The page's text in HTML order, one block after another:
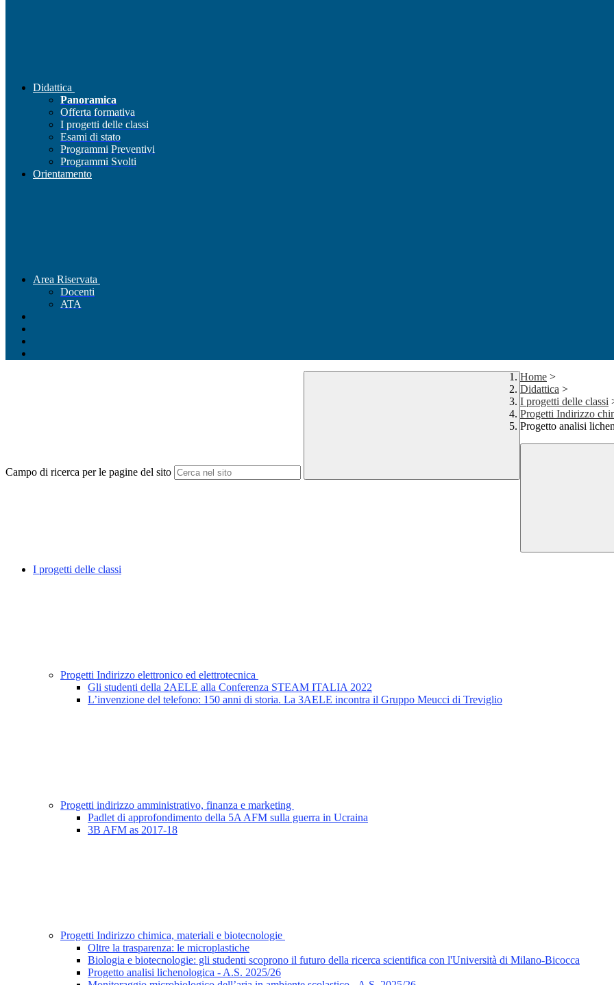
Didattica
Panoramica
Offerta formativa
I progetti delle classi
Esami di stato
Programmi Preventivi
Programmi Svolti
Orientamento
Area Riservata
Docenti
ATA
Campo di ricerca per le pagine del sito
Home >
Didattica >
I progetti delle classi
Progetti Indirizzo
Progetto analisi
I progetti delle classi
Progetti Indirizzo elettronico ed elettrotecnica
Gli studenti della 2AELE alla Conferenza STEAM ITALIA 2022
L’invenzione del telefono: 150 anni di storia. La 3AELE incontra il Gruppo Meucci di Treviglio
Progetti indirizzo amministrativo, finanza e marketing
Padlet di approfondimento della 5A AFM sulla guerra in Ucraina
3B AFM as 2017-18
Progetti Indirizzo chimica, materiali e biotecnologie
Oltre la trasparenza: le microplastiche
Biologia e biotecnologie: gli studenti scoprono il futuro della ricerca scientifica con l'Università di Milano-Bicocca
Progetto analisi lichenologica - A.S. 2025/26